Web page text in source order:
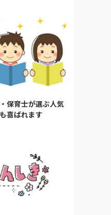
保育士が選ぶ人気
喜ばれます